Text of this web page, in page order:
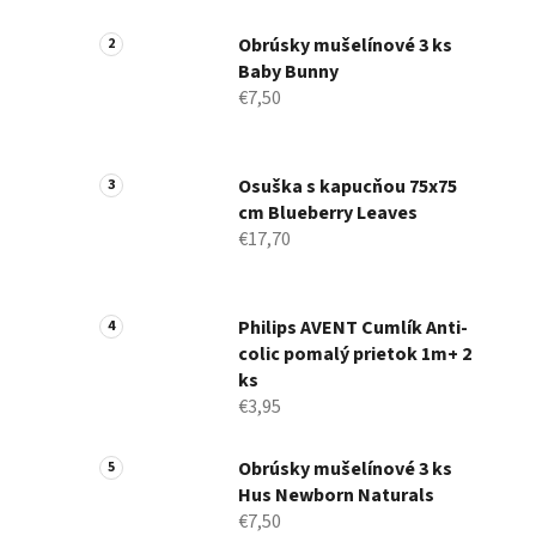
n
Obrúsky mušelínové 3 ks
Baby Bunny
€7,50
Osuška s kapucňou 75x75
cm Blueberry Leaves
€17,70
Philips AVENT Cumlík Anti-
colic pomalý prietok 1m+ 2
ks
€3,95
Obrúsky mušelínové 3 ks
Hus Newborn Naturals
€7,50